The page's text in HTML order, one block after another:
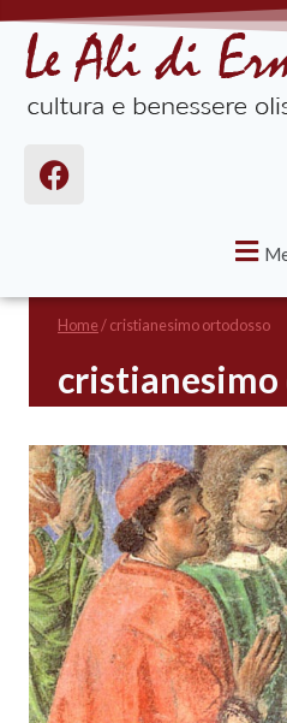
Home/cristianesimo ortodosso
cristianesimo